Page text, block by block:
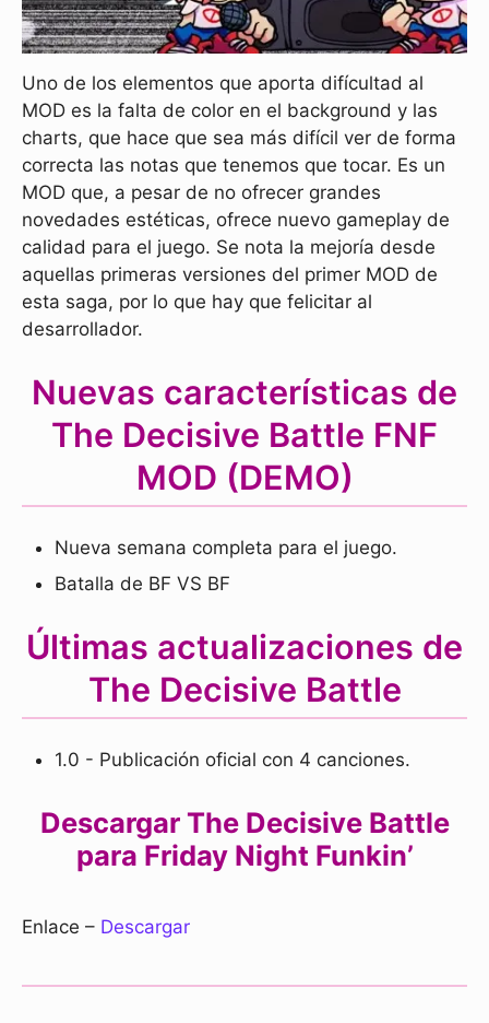
Uno de los elementos que aporta difícultad al
MOD es la falta de color en el background y las
charts, que hace que sea más difícil ver de forma
correcta las notas que tenemos que tocar. Es un
MOD que, a pesar de no ofrecer grandes
novedades estéticas, ofrece nuevo gameplay de
calidad para el juego. Se nota la mejoría desde
aquellas primeras versiones del primer MOD de
esta saga, por lo que hay que felicitar al
desarrollador.
Nuevas características de
The Decisive Battle FNF
MOD (DEMO)
Nueva semana completa para el juego.
Batalla de BF VS BF
Últimas actualizaciones de
The Decisive Battle
1.0 - Publicación oficial con 4 canciones.
Descargar The Decisive Battle
para Friday Night Funkin’
Enlace – Descargar